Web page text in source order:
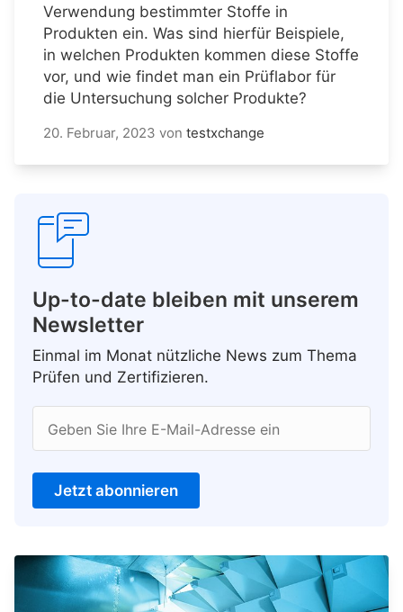
Verwendung bestimmter Stoffe in
Produkten ein. Was sind hierfür Beispiele,
in welchen Produkten kommen diese Stoffe
vor, und wie findet man ein Prüflabor für
die Untersuchung solcher Produkte?
20. Februar, 2023 von testxchange
Up-to-date bleiben mit unserem
Newsletter
Einmal im Monat nützliche News zum Thema
Prüfen und Zertifizieren.
Geben Sie Ihre E-Mail-Adresse ein
Jetzt abonnieren